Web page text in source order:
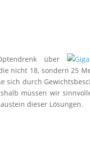
über
nicht 18, sondern 25
sich durch
müssen wir
dieser Lösungen.